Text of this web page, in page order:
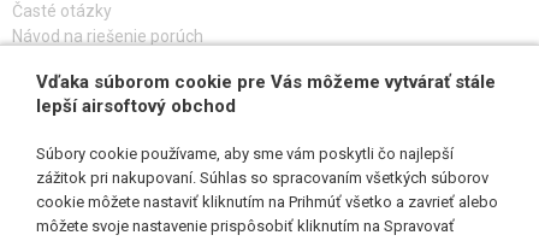
Časté otázky
Návod na riešenie porúch
PRIHLÁS SA K ODBERU
SLEDUJ NÁS
Vďaka súborom cookie pre Vás môžeme vytvárať stále
lepší airsoftový obchod
Súbory cookie používame, aby sme vám poskytli čo najlepší
zážitok pri nakupovaní. Súhlas so spracovaním všetkých súborov
cookie môžete nastaviť kliknutím na Prihmúť všetko a zavrieť alebo
môžete svoje nastavenie prispôsobiť kliknutím na Spravovať